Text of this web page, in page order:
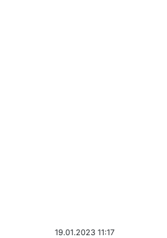
19.01.2023 11:17